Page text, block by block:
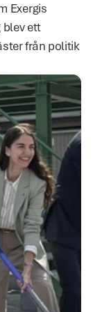
Exergis
blev ett
från politik